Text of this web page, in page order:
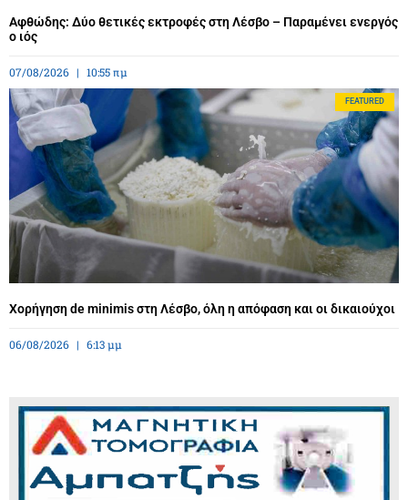
Αφθώδης: Δύο θετικές εκτροφές στη Λέσβο – Παραμένει ενεργός
ο ιός
07/08/2026 10:55 πμ
FEATURED
Χορήγηση de minimis στη Λέσβο, όλη η απόφαση και οι δικαιούχοι
06/08/2026 6:13 μμ